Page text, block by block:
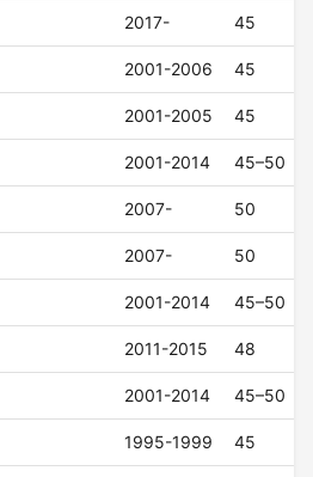
2017- 45
2001-2006 45
2001-2005 45
2001-2014 45–50
2007- 50
2007- 50
2001-2014 45–50
2011-2015 48
2001-2014 45–50
1995-1999 45